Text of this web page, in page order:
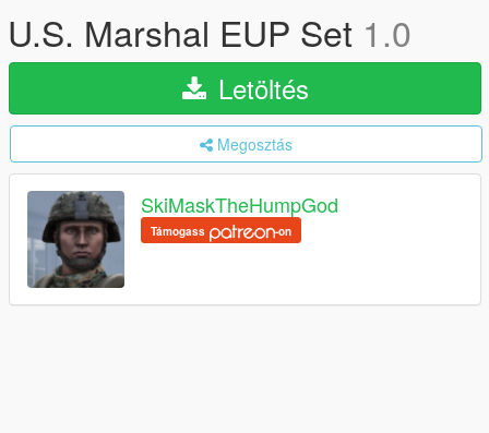
U.S. Marshal EUP Set 1.0
Letöltés
Megosztás
SkiMaskTheHumpGod
Támogass -on